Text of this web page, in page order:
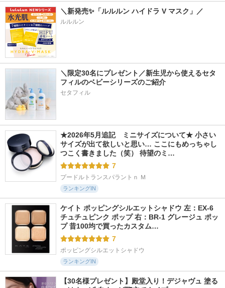
＼新発売✨「ルルルン ハイドラ V マスク」／
ルルルン
＼限定30名にプレゼント／新生児から使えるセタ
フィルのベビーシリーズのご紹介
セタフィル
★2026年5月追記　ミニサイズについて★ 小さい
サイズが出て欲しいと思い… ここにもめっちゃし
つこく書きました（笑） 待望のミ…
7
プードルトランスパラントｎ Ｍ
ランキングIN
ケイト ポッピングシルエットシャドウ 左：EX-6
チュチュピンク ポップ 右：BR-1 グレージュ ポッ
プ 昔100均で買ったカスタム…
7
ポッピングシルエットシャドウ
ランキングIN
【30名様プレゼント】殿堂入り！デジャヴュ 塗る